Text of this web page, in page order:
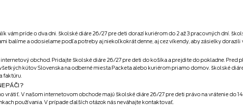
vám príde o dva dni. školské diáre 26/27 pre deti dorazí kuriérom do 2 až 3 pracovných dní.
balíme a odosielame podľa potreby aj niekoľkokrát denne, aj cez víkendy, aby zásielky dorazili
obchod. Pridajte školské diáre 26/27 pre deti do košíka a prejdite do pokladne. Pred
kútov Slovenska na odberné miesta Packeta alebo kuriérom priamo domov. školské
faktúru.
vrátiť. V našom internetovom obchode majú školské diáre 26/27 pre deti právo na vrátenie do
používania. V prípade ďalších otázok nás neváhajte kontaktovať.